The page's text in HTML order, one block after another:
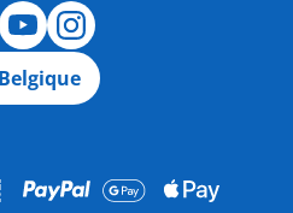
Belgique